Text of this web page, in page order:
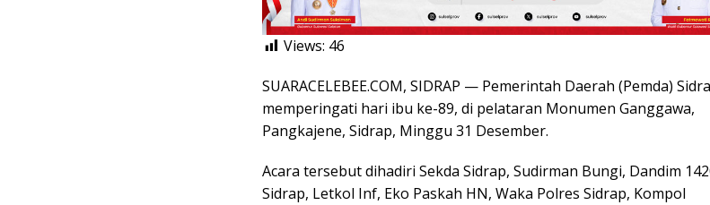
Views: 46
SUARACELEBEE.COM, SIDRAP — Pemerintah Daerah (Pemda)
memperingati hari ibu ke-89, di pelataran Monumen Ganggawa,
Pangkajene, Sidrap, Minggu 31 Desember.
Acara tersebut dihadiri Sekda Sidrap, Sudirman Bungi, Dandim
Sidrap, Letkol Inf, Eko Paskah HN, Waka Polres Sidrap, Kompol